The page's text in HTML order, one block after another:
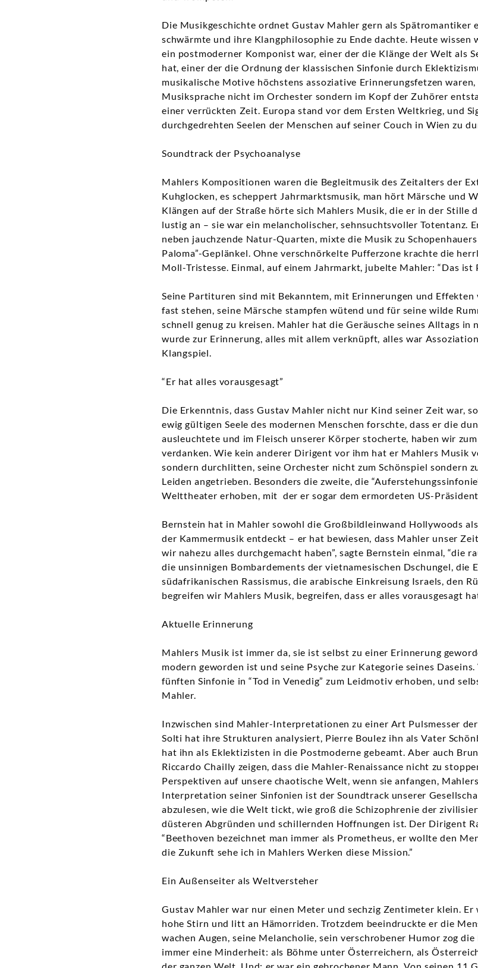
Die Musikgeschichte ordnet Gustav Mahler gern als Spätromantiker
schwärmte und ihre Klangphilosophie zu Ende dachte. Heute wissen
ein postmoderner Komponist war, einer der die Klänge der Welt als
hat, einer der die Ordnung der klassischen Sinfonie durch
musikalische Motive höchstens assoziative Erinnerungsfetzen
Musiksprache nicht im Orchester sondern im Kopf der Zuhörer
einer verrückten Zeit. Europa stand vor dem Ersten Weltkrieg, und
durchgedrehten Seelen der Menschen auf seiner Couch in Wien zu
Soundtrack der Psychoanalyse
Mahlers Kompositionen waren die Begleitmusik des Zeitalters der
Kuhglocken, es scheppert Jahrmarktsmusik, man hört Märsche und
Klängen auf der Straße hörte sich Mahlers Musik, die er in der Stille
lustig an – sie war ein melancholischer, sehnsuchtsvoller Totentanz.
neben jauchzende Natur-Quarten, mixte die Musik zu
Paloma”-Geplänkel. Ohne verschnörkelte Pufferzone krachte die
Moll-Tristesse. Einmal, auf einem Jahrmarkt, jubelte Mahler: “Das ist
Seine Partituren sind mit Bekanntem, mit Erinnerungen und
fast stehen, seine Märsche stampfen wütend und für seine wilde
schnell genug zu kreisen. Mahler hat die Geräusche seines Alltags
wurde zur Erinnerung, alles mit allem verknüpft, alles war
Klangspiel.
“Er hat alles vorausgesagt”
Die Erkenntnis, dass Gustav Mahler nicht nur Kind seiner Zeit war,
ewig gültigen Seele des modernen Menschen forschte, dass er die
ausleuchtete und im Fleisch unserer Körper stocherte, haben wir
verdanken. Wie kein anderer Dirigent vor ihm hat er Mahlers Musik
sondern durchlitten, seine Orchester nicht zum Schönspiel sondern
Leiden angetrieben. Besonders die zweite, die
Welttheater erhoben, mit der er sogar dem ermordeten US-
Bernstein hat in Mahler sowohl die Großbildleinwand Hollywoods
der Kammermusik entdeckt – er hat bewiesen, dass Mahler unser
wir nahezu alles durchgemacht haben”, sagte Bernstein einmal, “die
die unsinnigen Bombardements der vietnamesischen Dschungel, die
südafrikanischen Rassismus, die arabische Einkreisung Israels, den
begreifen wir Mahlers Musik, begreifen, dass er alles vorausgesagt
Aktuelle Erinnerung
Mahlers Musik ist immer da, sie ist selbst zu einer Erinnerung
modern geworden ist und seine Psyche zur Kategorie seines
fünften Sinfonie in “Tod in Venedig” zum Leidmotiv erhoben, und
Mahler.
Inzwischen sind Mahler-Interpretationen zu einer Art Pulsmesser
Solti hat ihre Strukturen analysiert, Pierre Boulez ihn als Vater
hat ihn als Eklektizisten in die Postmoderne gebeamt. Aber auch
Riccardo Chailly zeigen, dass die Mahler-Renaissance nicht zu
Perspektiven auf unsere chaotische Welt, wenn sie anfangen,
Interpretation seiner Sinfonien ist der Soundtrack unserer
abzulesen, wie die Welt tickt, wie groß die Schizophrenie der
düsteren Abgründen und schillernden Hoffnungen ist. Der Dirigent
“Beethoven bezeichnet man immer als Prometheus, er wollte den
die Zukunft sehe ich in Mahlers Werken diese Mission.”
Ein Außenseiter als Weltversteher
Gustav Mahler war nur einen Meter und sechzig Zentimeter klein. Er
hohe Stirn und litt an Hämorriden. Trotzdem beeindruckte er die
wachen Augen, seine Melancholie, sein verschrobener Humor zog
immer eine Minderheit: als Böhme unter Österreichern, als